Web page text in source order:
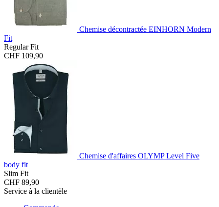
Chemise décontractée EINHORN Modern
Fit
Regular Fit
CHF 109,90
Chemise d'affaires OLYMP Level Five
body fit
Slim Fit
CHF 89,90
Service à la clientèle